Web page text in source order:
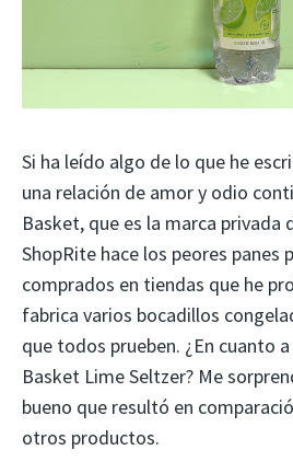
Si ha leído algo de lo que he
una relación de amor y odio
Basket, que es la marca privada
ShopRite hace los peores panes
comprados en tiendas que he
fabrica varios bocadillos
que todos prueben. ¿En cuanto
Basket Lime Seltzer? Me
bueno que resultó en
otros productos.